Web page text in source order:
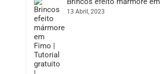
13 Abril, 2023